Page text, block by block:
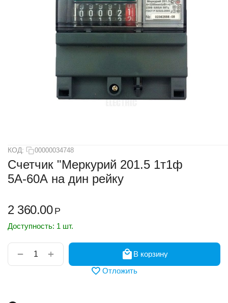
КОД: 00000034748
Счетчик "Меркурий 201.5 1т1ф
5А-60А на дин рейку
2 360.00 Р
Доступность: 1 шт.
+
−
В корзину
Отложить